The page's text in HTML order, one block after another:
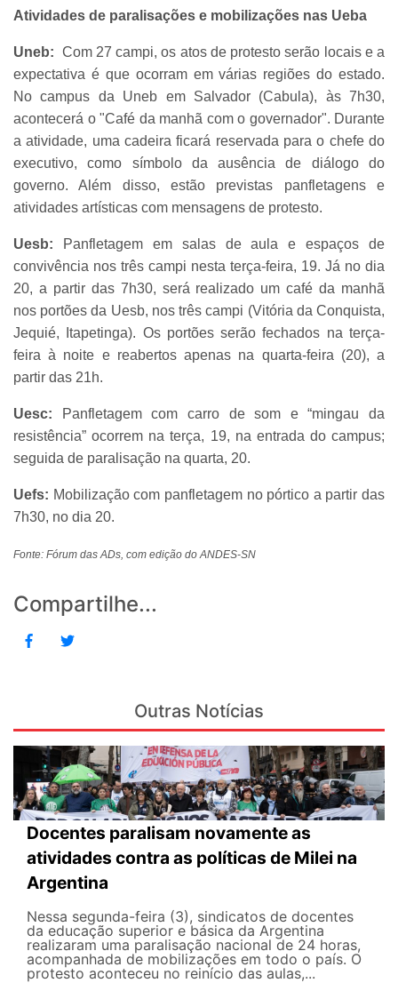
Atividades de paralisações e mobilizações nas Ueba
Uneb: Com 27 campi, os atos de protesto serão locais e a
expectativa é que ocorram em várias regiões do estado.
No campus da Uneb em Salvador (Cabula), às 7h30,
acontecerá o "Café da manhã com o governador". Durante
a atividade, uma cadeira ficará reservada para o chefe do
executivo, como símbolo da ausência de diálogo do
governo. Além disso, estão previstas panfletagens e
atividades artísticas com mensagens de protesto.
Uesb: Panfletagem em salas de aula e espaços de
convivência nos três campi nesta terça-feira, 19. Já no dia
20, a partir das 7h30, será realizado um café da manhã
nos portões da Uesb, nos três campi (Vitória da Conquista,
Jequié, Itapetinga). Os portões serão fechados na terça-
feira à noite e reabertos apenas na quarta-feira (20), a
partir das 21h.
Uesc: Panfletagem com carro de som e “mingau da
resistência” ocorrem na terça, 19, na entrada do campus;
seguida de paralisação na quarta, 20.
Uefs: Mobilização com panfletagem no pórtico a partir das
7h30, no dia 20.
Fonte: Fórum das ADs, com edição do ANDES-SN
Compartilhe...
Outras Notícias
Docentes paralisam novamente as
atividades contra as políticas de Milei na
Argentina
Nessa segunda-feira (3), sindicatos de docentes
da educação superior e básica da Argentina
realizaram uma paralisação nacional de 24 horas,
acompanhada de mobilizações em todo o país. O
protesto aconteceu no reinício das aulas,...